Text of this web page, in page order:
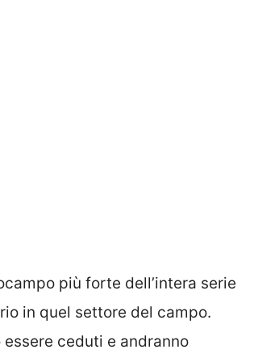
più forte dell’intera serie
in quel settore del campo.
ceduti e andranno